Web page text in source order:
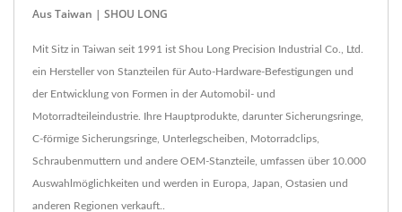
Aus Taiwan | SHOU LONG
Mit Sitz in Taiwan seit 1991 ist Shou Long Precision Industrial Co., Ltd.
ein Hersteller von Stanzteilen für Auto-Hardware-Befestigungen und
der Entwicklung von Formen in der Automobil- und
Motorradteileindustrie. Ihre Hauptprodukte, darunter Sicherungsringe,
C-förmige Sicherungsringe, Unterlegscheiben, Motorradclips,
Schraubenmuttern und andere OEM-Stanzteile, umfassen über 10.000
Auswahlmöglichkeiten und werden in Europa, Japan, Ostasien und
anderen Regionen verkauft..